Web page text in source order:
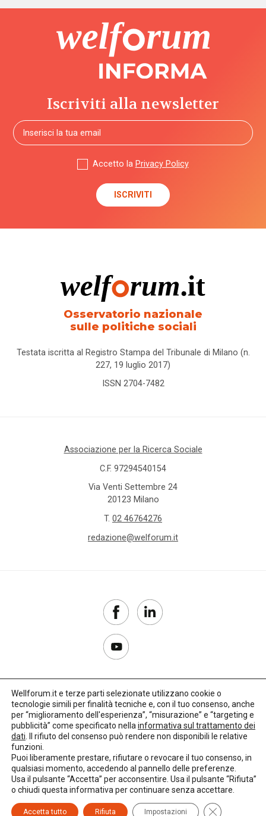
Iscriviti alla newsletter
Accetto la Privacy Policy
Osservatorio nazionale
sulle politiche sociali
Testata iscritta al Registro Stampa del Tribunale di Milano (n.
227, 19 luglio 2017)
ISSN 2704-7482
Associazione per la Ricerca Sociale
C.F. 97294540154
Via Venti Settembre 24
20123 Milano
T. 02 46764276
redazione@welforum.it
Copyright 2017–2026
Privacy Policy
Credits: LO Studio
Wellforum.it e terze parti selezionate utilizzano cookie o
tecnologie simili per finalità tecniche e, con il tuo consenso, anche
per “miglioramento dell'esperienza”, “misurazione” e “targeting e
pubblicità” come specificato nella informativa sul trattamento dei
dati . Il rifiuto del consenso può rendere non disponibili le relative
funzioni.
Puoi liberamente prestare, rifiutare o revocare il tuo consenso, in
qualsiasi momento, accedendo al pannello delle preferenze.
Usa il pulsante “Accetta” per acconsentire. Usa il pulsante “Rifiuta”
o chiudi questa informativa per continuare senza accettare.
Accetta tutto Rifiuta Impostazioni Close GDPR